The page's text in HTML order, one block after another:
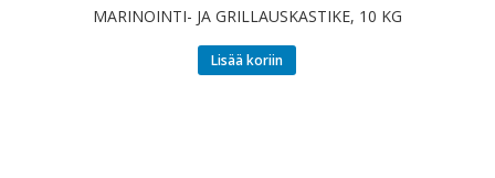
MARINOINTI- JA GRILLAUSKASTIKE, 10 KG
Lisää koriin